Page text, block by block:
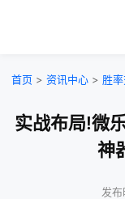
首页 > 资讯中心 > 胜
实战布局!微
神
发